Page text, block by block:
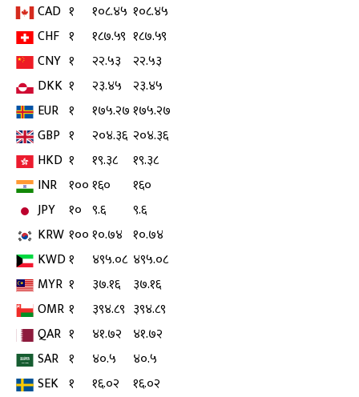
CAD १ १०८.४५ १०८.४५
CHF १ १८७.५९ १८७.५९
CNY १ २२.५३
२२.५३
DKK १ २३.४५ २३.४५
EUR १ १७५.२७१७५.२७
GBP १ २०४.३६ २०४.३६
HKD १ १९.३८
१९.३८
INR १००१६०
१६०
JPY
१० ९.६
९.६
KRW १००१०.७४ १०.७४
KWD१ ४९५.०८ ४९५.०८
MYR १ ३७.१६
३७.१६
OMR १ ३९४.८९ ३९४.८९
QAR १ ४१.७२ ४१.७२
SAR १ ४०.५
४०.५
SEK १ १६.०२
१६.०२